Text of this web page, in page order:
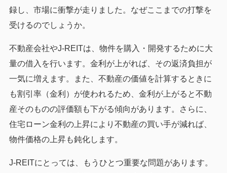
録し、市場に衝撃が走りました。なぜここまでの打撃を
受けるのでしょうか。
不動産会社やJ-REITは、物件を購入・開発するために大
量の借入を行います。金利が上がれば、その返済負担が
一気に増えます。また、不動産の価値を計算するときに
も割引率（金利）が使われるため、金利が上がると不動
産そのものの評価額も下がる傾向があります。さらに、
住宅ローン金利の上昇により不動産の買い手が減れば、
物件価格の上昇も鈍化します。
J-REITにとっては、もうひとつ重要な問題があります。